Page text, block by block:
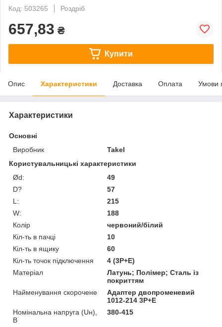
Код: 503265
Роздріб
657,83 ₴
Купити
Опис Характеристики Доставка Оплата Умови
Характеристики
Основні
Виробник
Takel
Користувальницькі характеристики
Ød:
49
D?
57
L:
215
W:
188
Колір
червоний/білий
Кіл-ть в пачці
10
Кіл-ть в ящику
60
Кіл-ть точок підключення
4 (3P+E)
Матеріал
Латунь; Полімер; Сталь із
покриттям
Найменування скорочене
Адаптер двопроменевий
1012-214 3Р+Е
Номінальна напруга (Uн),
В
380-415